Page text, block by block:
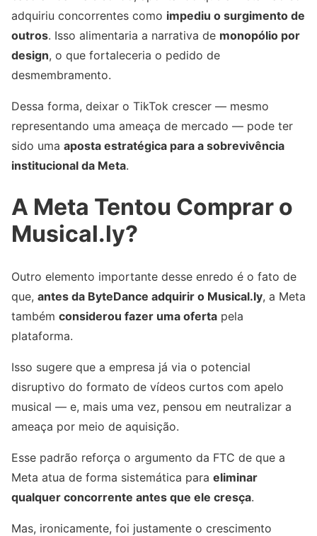
adquiriu concorrentes como impediu o surgimento de
outros. Isso alimentaria a narrativa de monopólio por
design, o que fortaleceria o pedido de
desmembramento.
Dessa forma, deixar o TikTok crescer — mesmo
representando uma ameaça de mercado — pode ter
sido uma aposta estratégica para a sobrevivência
institucional da Meta.
A Meta Tentou Comprar o
Musical.ly?
Outro elemento importante desse enredo é o fato de
que, antes da ByteDance adquirir o Musical.ly, a Meta
também considerou fazer uma oferta pela
plataforma.
Isso sugere que a empresa já via o potencial
disruptivo do formato de vídeos curtos com apelo
musical — e, mais uma vez, pensou em neutralizar a
ameaça por meio de aquisição.
Esse padrão reforça o argumento da FTC de que a
Meta atua de forma sistemática para eliminar
qualquer concorrente antes que ele cresça.
Mas, ironicamente, foi justamente o crescimento